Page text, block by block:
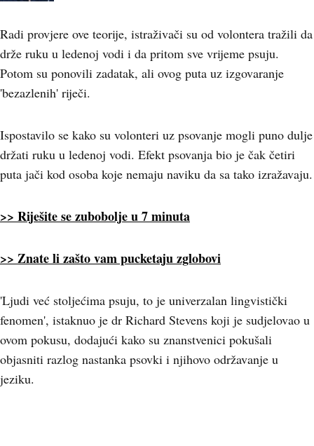
Radi provjere ove teorije, istraživači su od volontera tražili da
drže ruku u ledenoj vodi i da pritom sve vrijeme psuju.
Potom su ponovili zadatak, ali ovog puta uz izgovaranje
'bezazlenih' riječi.
Ispostavilo se kako su volonteri uz psovanje mogli puno dulje
držati ruku u ledenoj vodi. Efekt psovanja bio je čak četiri
puta jači kod osoba koje nemaju naviku da sa tako izražavaju.
>> Riješite se zubobolje u 7 minuta
>> Znate li zašto vam pucketaju zglobovi
'Ljudi već stoljećima psuju, to je univerzalan lingvistički
fenomen', istaknuo je dr Richard Stevens koji je sudjelovao u
ovom pokusu, dodajući kako su znanstvenici pokušali
objasniti razlog nastanka psovki i njihovo održavanje u
jeziku.